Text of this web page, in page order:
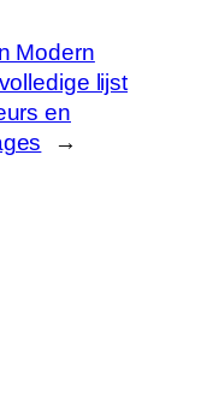
Modern
lijst
en
→